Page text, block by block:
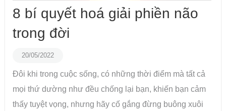
8 bí quyết hoá giải phiền não
trong đời
20/05/2022
Đôi khi trong cuộc sống, có những thời điểm mà tất cả
mọi thứ dường như đều chống lại bạn, khiến bạn cảm
thấy tuyệt vọng, nhưng hãy cố gắng đừng buông xuôi